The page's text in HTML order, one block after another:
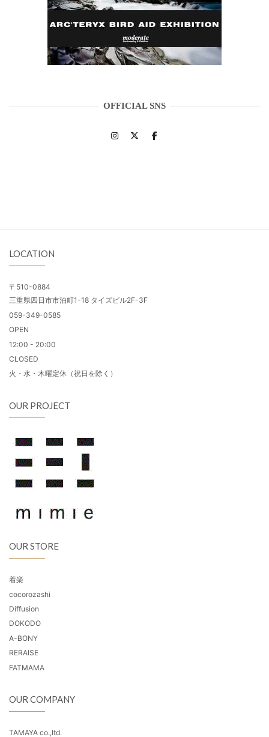
OFFICIAL SNS
LOCATION
〒510-0884
三重県四日市市泊町1-18 タイズビル2F-3F
059-349-0585
OPEN
12:00 - 20:00
CLOSED
火・水・木曜定休（祝日を除く）
OUR PROJECT
OUR STORE
着楽
cocorozashi
Diffusion
DOKODO
A-BONY
RERAISE
FATMAMA
OUR COMPANY
TAMAYA co.,ltd.